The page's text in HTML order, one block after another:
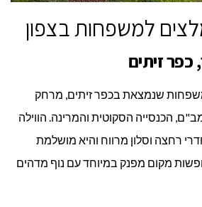
זיתים
שנמצאת בכפר זיתים, מרחק
הכנסייה הסקוטית והמרינה. הווילה
5 חדרי שינה, 4 חדרי רחצה וסלון מרווח והיא מושלמת
מקום מפנק במיוחד עם נוף מדהים